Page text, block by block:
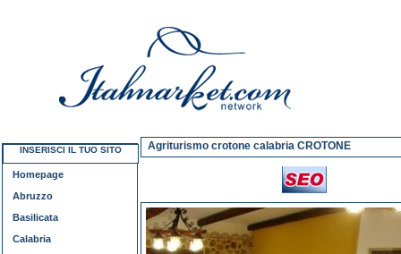
Agriturismo crotone calabria CROTONE
INSERISCI IL TUO SITO
Homepage
Abruzzo
Basilicata
Calabria